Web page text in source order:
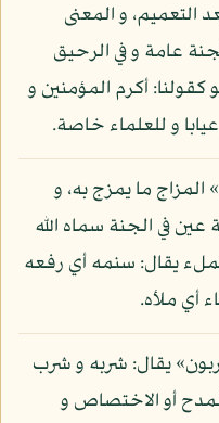
و المعنى
عامة و في الرحيق
أكرم المؤمنين و
و للعلماء خاصة.
ما يمزج به، و
عين في الجنة سماه الله
يقال: سنمه أي رفعه
أي ملأه.
يقال: شربه و شرب
أو الاختصاص و